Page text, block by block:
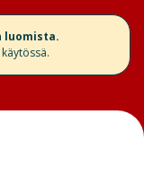
luomista.